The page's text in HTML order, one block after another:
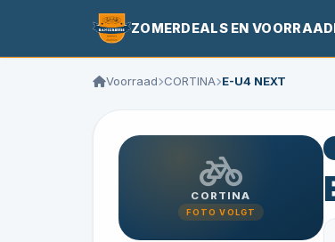
ZOMERDEALS EN
Voorraad CORTINA E-U4 NEXT
CORTINA
FOTO VOLGT